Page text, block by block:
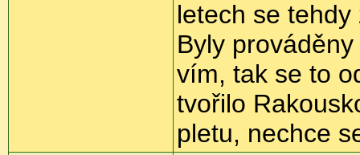
letech se
Byly
vím, tak se to
tvořilo
pletu, nechce